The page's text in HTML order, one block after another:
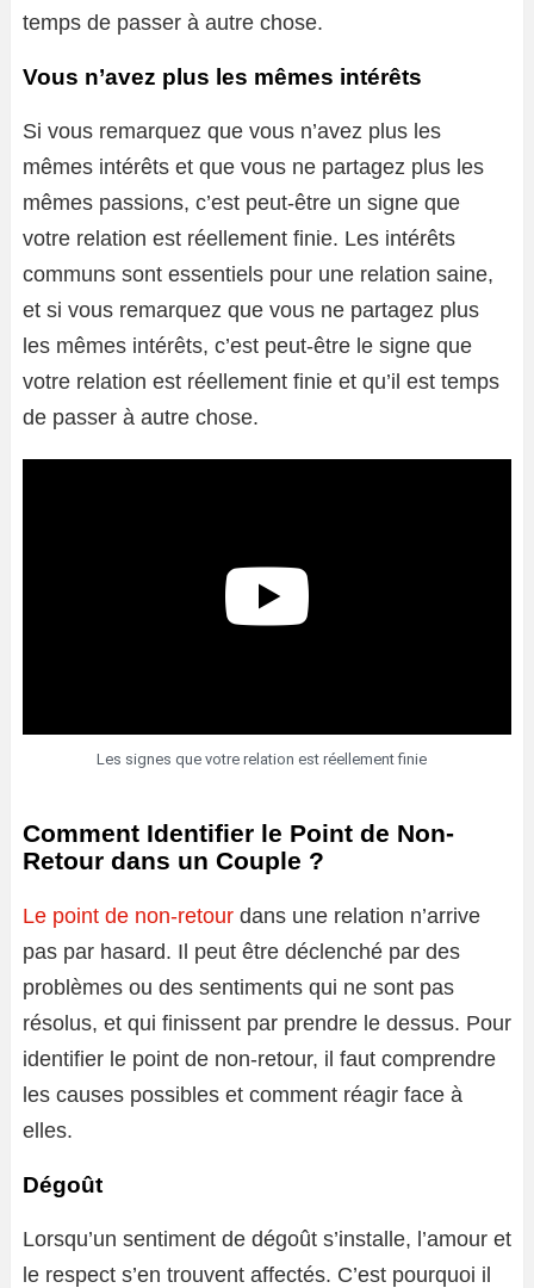
temps de passer à autre chose.
Vous n’avez plus les mêmes intérêts
Si vous remarquez que vous n’avez plus les
mêmes intérêts et que vous ne partagez plus les
mêmes passions, c’est peut-être un signe que
votre relation est réellement finie. Les intérêts
communs sont essentiels pour une relation saine,
et si vous remarquez que vous ne partagez plus
les mêmes intérêts, c’est peut-être le signe que
votre relation est réellement finie et qu’il est temps
de passer à autre chose.
Les signes que votre relation est réellement finie
Comment Identifier le Point de Non-
Retour dans un Couple ?
Le point de non-retour dans une relation n’arrive
pas par hasard. Il peut être déclenché par des
problèmes ou des sentiments qui ne sont pas
résolus, et qui finissent par prendre le dessus. Pour
identifier le point de non-retour, il faut comprendre
les causes possibles et comment réagir face à
elles.
Dégoût
Lorsqu’un sentiment de dégoût s’installe, l’amour et
le respect s’en trouvent affectés. C’est pourquoi il